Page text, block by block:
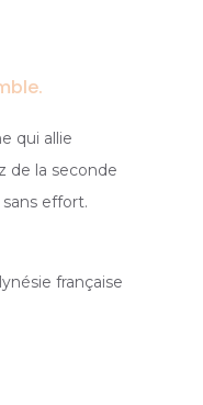
qui allie
de la seconde
effort.
française